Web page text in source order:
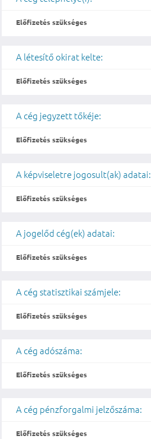
Előfizetés szükséges
A létesítő okirat kelte:
Előfizetés szükséges
A cég jegyzett tőkéje:
Előfizetés szükséges
A képviseletre jogosult(ak) adatai:
Előfizetés szükséges
A jogelőd cég(ek) adatai:
Előfizetés szükséges
A cég statisztikai számjele:
Előfizetés szükséges
A cég adószáma:
Előfizetés szükséges
A cég pénzforgalmi jelzőszáma:
Előfizetés szükséges